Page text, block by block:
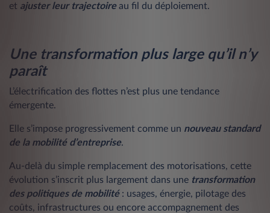
et ajuster leur trajectoireau fil du déploiement.
Une transformation plus large qu’il n’y
paraît
L’électrification des flottes n’est plus une tendance
émergente.
Elle s’impose progressivement comme un nouveau standard
de la mobilité d’entreprise.
Au-delà du simple remplacement des motorisations, cette
évolution s’inscrit plus largement dans une transformation
des politiques de mobilité: usages, énergie, pilotage des
coûts, infrastructures ou encore accompagnement des